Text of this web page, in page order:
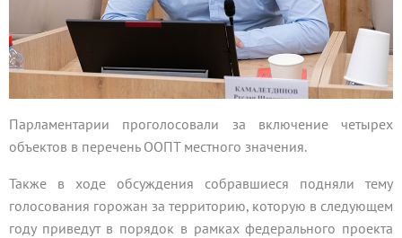
Парламентарии проголосовали за включение четырех
объектов в перечень ООПТ местного значения.
Также в ходе обсуждения собравшиеся подняли тему
голосования горожан за территорию, которую в следующем
году приведут в порядок в рамках федерального проекта